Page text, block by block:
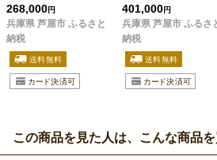
268,000円
兵庫県 芦屋市 ふるさと
納税
401,000円
兵庫県 芦屋市 ふるさ
納税
この商品を見た人は、こんな商品